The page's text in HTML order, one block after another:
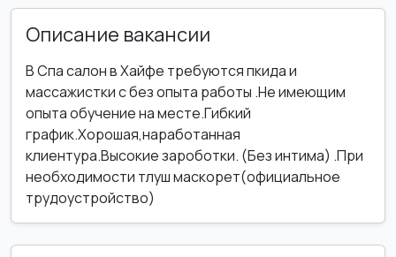
Описание вакансии
В Спа салон в Хайфе требуются пкида и
массажистки с без опыта работы .Не имеющим
опыта обучение на месте.Гибкий
график.Хорошая,наработанная
клиентура.Высокие зароботки. (Без интима) .При
необходимости тлуш маскорет(официальное
трудоустройство)